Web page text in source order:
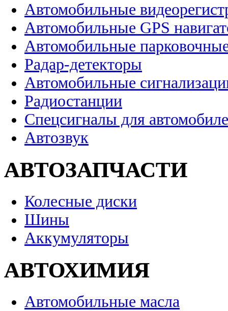
Автомобильные
Автомобильные GPS
Автомобильные
Радар-детекторы
Автомобильные
Радиостанции
Спецсигналы для
Автозвук
АВТОЗАПЧАСТИ
Колесные диски
Шины
Аккумуляторы
АВТОХИМИЯ
Автомобильные масла